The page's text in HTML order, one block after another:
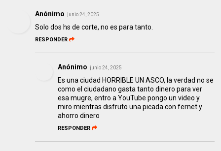
Anónimo junio 24, 2025
Solo dos hs de corte, no es para tanto.
RESPONDER
Anónimo junio 24, 2025
Es una ciudad HORRIBLE UN ASCO, la verdad no se
como el ciudadano gasta tanto dinero para ver
esa mugre, entro a YouTube pongo un video y
miro mientras disfruto una picada con fernet y
ahorro dinero
RESPONDER